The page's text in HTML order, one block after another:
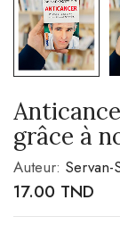
grâce à
Auteur:
17.00 TND